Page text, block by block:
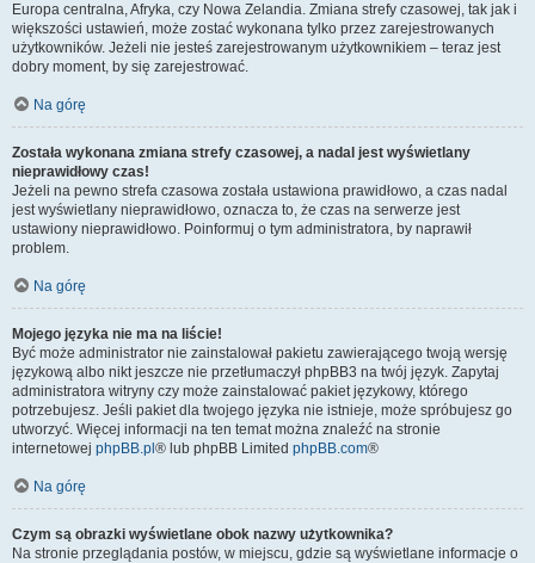
Europa centralna, Afryka, czy Nowa Zelandia. Zmiana strefy czasowej, tak jak i
większości ustawień, może zostać wykonana tylko przez zarejestrowanych
użytkowników. Jeżeli nie jesteś zarejestrowanym użytkownikiem – teraz jest
dobry moment, by się zarejestrować.
Na górę
Została wykonana zmiana strefy czasowej, a nadal jest wyświetlany
nieprawidłowy czas!
Jeżeli na pewno strefa czasowa została ustawiona prawidłowo, a czas nadal
jest wyświetlany nieprawidłowo, oznacza to, że czas na serwerze jest
ustawiony nieprawidłowo. Poinformuj o tym administratora, by naprawił
problem.
Na górę
Mojego języka nie ma na liście!
Być może administrator nie zainstalował pakietu zawierającego twoją wersję
językową albo nikt jeszcze nie przetłumaczył phpBB3 na twój język. Zapytaj
administratora witryny czy może zainstalować pakiet językowy, którego
potrzebujesz. Jeśli pakiet dla twojego języka nie istnieje, może spróbujesz go
utworzyć. Więcej informacji na ten temat można znaleźć na stronie
internetowej phpBB.pl ® lub phpBB Limited phpBB.com®
Na górę
Czym są obrazki wyświetlane obok nazwy użytkownika?
Na stronie przeglądania postów, w miejscu, gdzie są wyświetlane informacje o